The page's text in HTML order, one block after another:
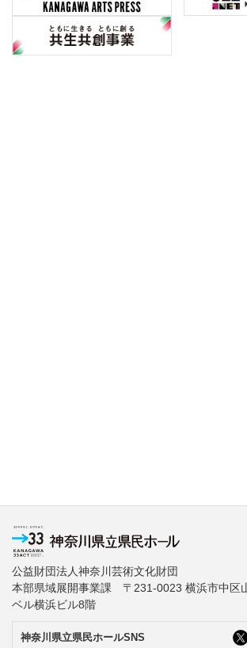
公益財団法人神奈川芸術文化財団
本部県域展開事業課 〒231-0023 横浜市中
ベル横浜ビル8階
神奈川県立県民ホールSNS